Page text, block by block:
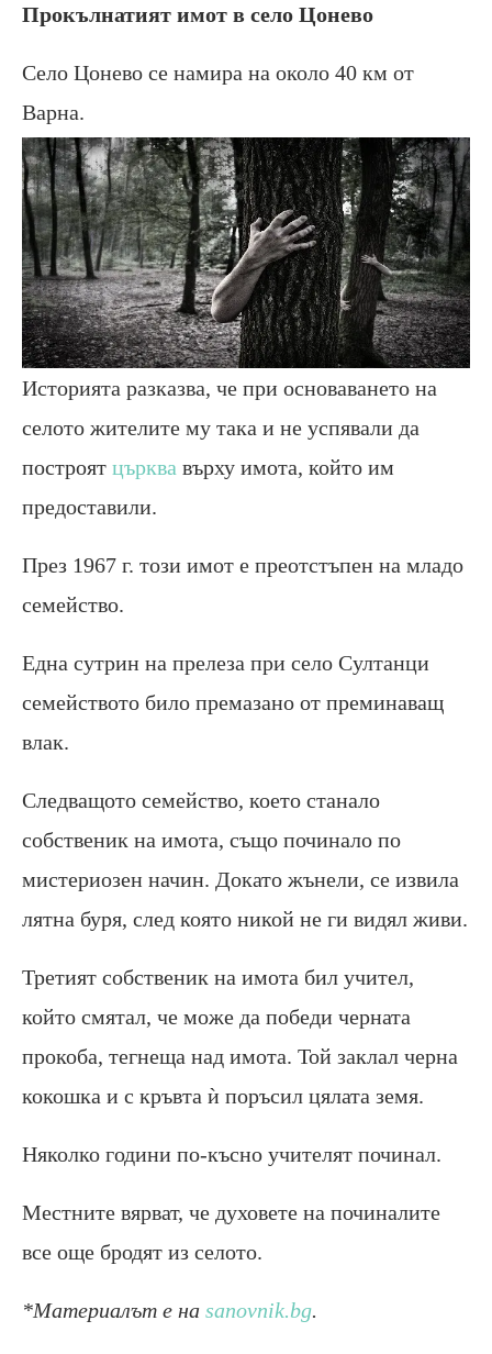
Прокълнатият имот в село Цонево
Село Цонево се намира на около 40 км от
Варна.
Историята разказва, че при основаването на
селото жителите му така и не успявали да
построят църква върху имота, който им
предоставили.
През 1967 г. този имот е преотстъпен на младо
семейство.
Една сутрин на прелеза при село Султанци
семейството било премазано от преминаващ
влак.
Следващото семейство, което станало
собственик на имота, също починало по
мистериозен начин. Докато жънели, се извила
лятна буря, след която никой не ги видял живи.
Третият собственик на имота бил учител,
който смятал, че може да победи черната
прокоба, тегнеща над имота. Той заклал черна
кокошка и с кръвта ѝ поръсил цялата земя.
Няколко години по-късно учителят починал.
Местните вярват, че духовете на починалите
все още бродят из селото.
*Материалът е на sanovnik.bg.